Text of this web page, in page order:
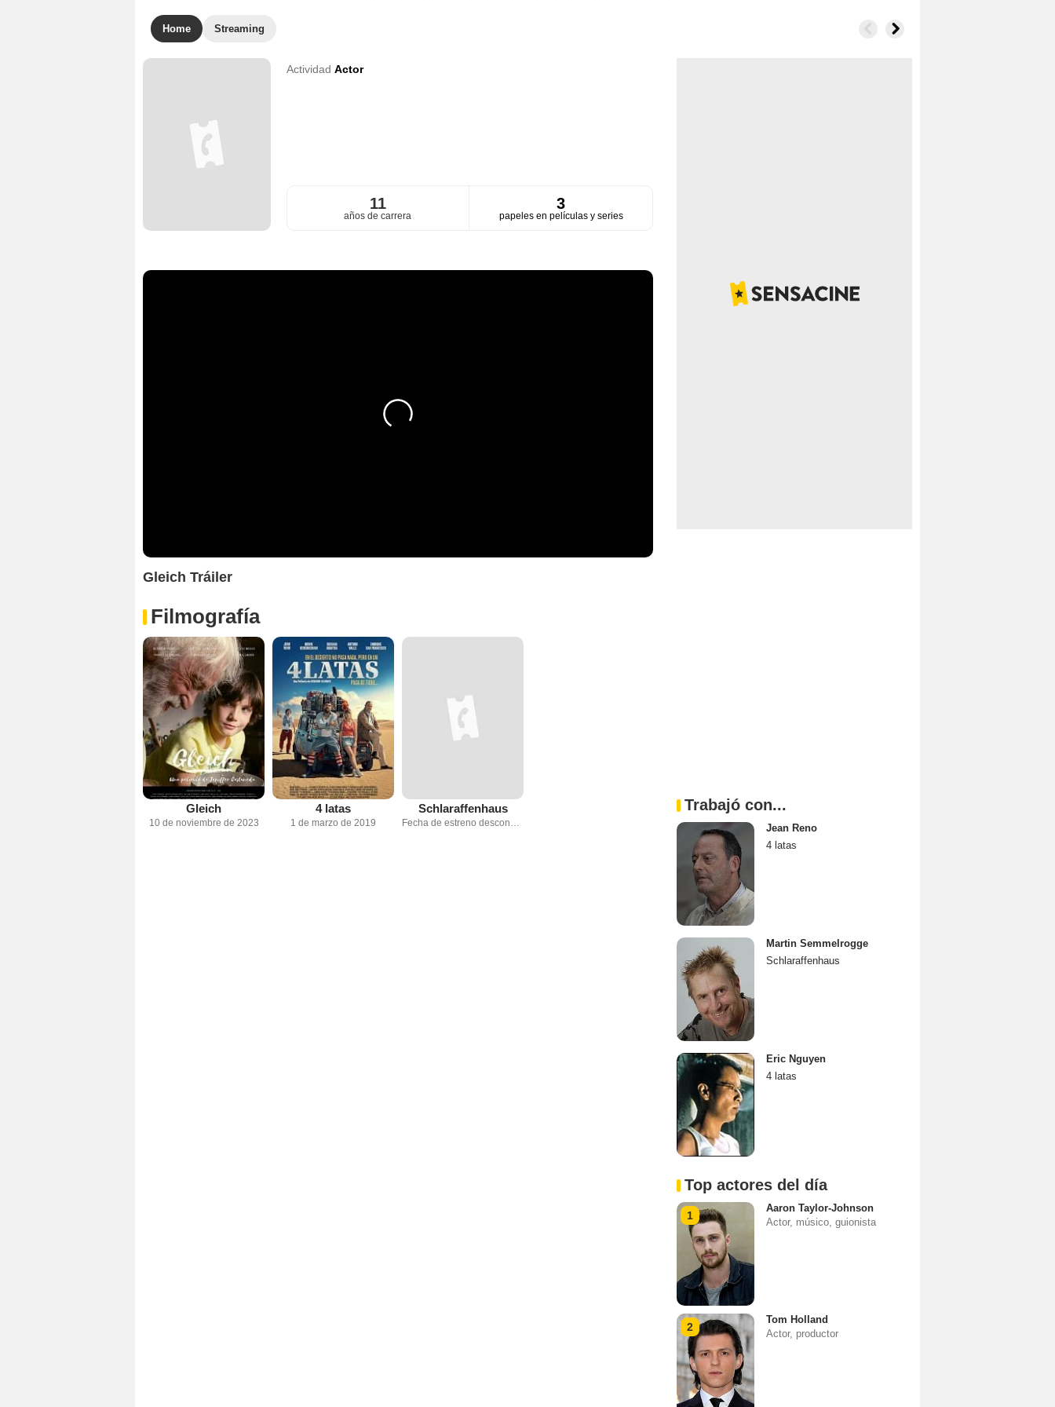
Home Streaming
Actividad Actor
11
años de carrera
3
papeles en películas y series
Gleich Tráiler
Filmografía
Gleich
10 de noviembre de 2023
4 latas
1 de marzo de 2019
Schlaraffenhaus Trabajó con...
Jean Reno
4 latas
Martin Semmelrogge
Schlaraffenhaus
Eric Nguyen
4 latas
Top actores del día
1
Aaron Taylor-Johnson
Actor, músico, guionista
2
Tom Holland
Actor, productor